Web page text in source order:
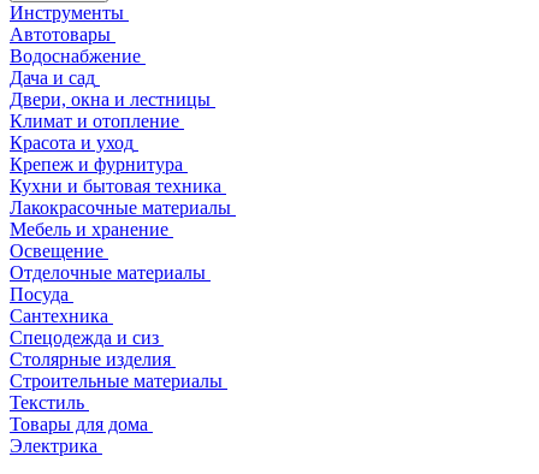
Инструменты
Автотовары
Водоснабжение
Дача и сад
Двери, окна и лестницы
Климат и отопление
Красота и уход
Крепеж и фурнитура
Кухни и бытовая техника
Лакокрасочные материалы
Мебель и хранение
Освещение
Отделочные материалы
Посуда
Сантехника
Спецодежда и сиз
Столярные изделия
Строительные материалы
Текстиль
Товары для дома
Электрика